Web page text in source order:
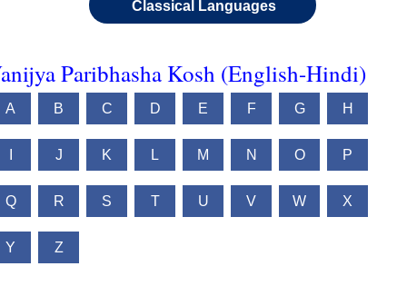
Classical Languages
Paribhasha Kosh (English-Hindi)
A B C D E F G H
J K L M N O P
Q R S T U V W X
Y Z